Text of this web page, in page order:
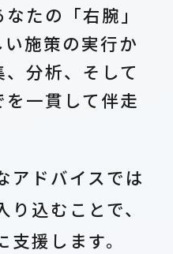
たの「右腕」
い施策の実行か
分析、そして
一貫して伴走
アドバイスでは
込むことで、
援します。